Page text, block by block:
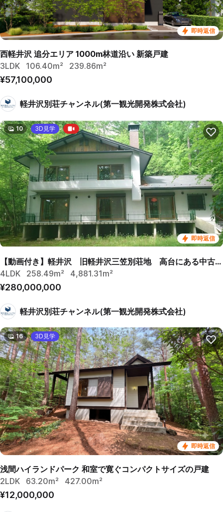
即時返信
西軽井沢 追分エリア 1000m林道沿い 新築戸建
3LDK
106.40m² 239.86m²
¥57,100,000
軽井沢別荘チャンネル(第一観光開発株式会社)
即時返信
10 3D見学
【動画付き】軽井沢 旧軽井沢三笠別荘地 高台にある中古別荘
4LDK
258.49m² 4,881.31m²
¥280,000,000
軽井沢別荘チャンネル(第一観光開発株式会社)
即時返信
16 3D見学
浅間ハイランドパーク 和室で寛ぐコンパクトサイズの戸建
2LDK
63.20m² 427.00m²
¥12,000,000